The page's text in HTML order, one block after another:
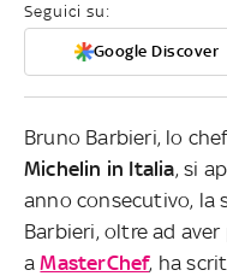
Seguici su:
Google Discover
Bruno Barbieri, lo
Michelin in Italia, si
anno consecutivo, la
Barbieri, oltre ad
aMasterChef, ha